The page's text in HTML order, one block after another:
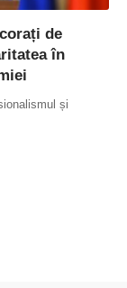
de
în
și